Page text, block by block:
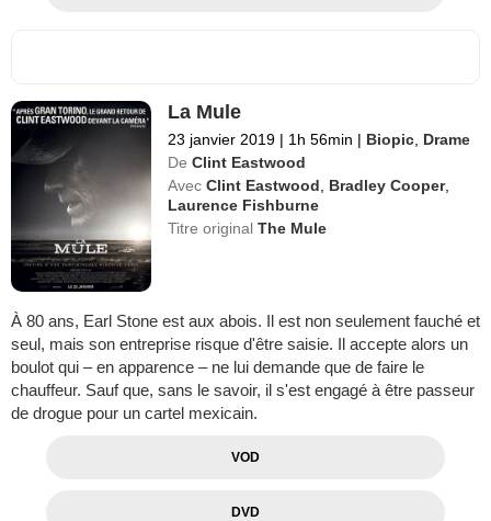
La Mule
23 janvier 2019 | 1h 56min | Biopic Drame
De Clint Eastwood
Avec Clint Eastwood Bradley Cooper,
Laurence Fishburne
Titre originalThe Mule
À 80 ans, Earl Stone est aux abois. Il est non seulement fauché et
seul, mais son entreprise risque d'être saisie. Il accepte alors un
boulot qui – en apparence – ne lui demande que de faire le
chauffeur. Sauf que, sans le savoir, il s'est engagé à être passeur
de drogue pour un cartel mexicain.
VOD
DVD